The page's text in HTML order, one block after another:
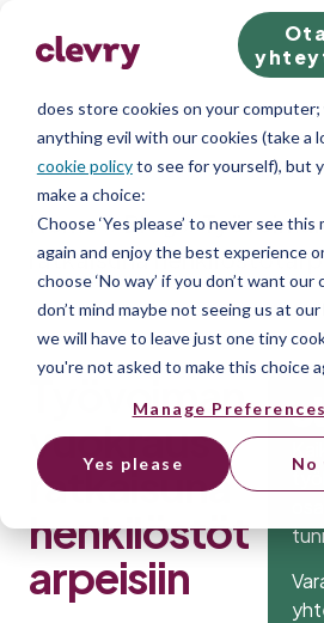
We know right? These cookie pop-ups
ruin your visit, so we’ll make this
does store cookies on your computer;
anything evil with our cookies (take a
cookie policyto see for yourself), but
make a choice:
Choose ‘Yes please’ to never see this
again and enjoy the best experience
choose ‘No way’ if you don’t want our
don’t mind maybe not seeing us at
we will have to leave just one tiny
you're not asked to make this choice
Manage Preferences
Yes please No
Ota
Home»Blog»
ratkaisuna
Työvoiman
vuokraus
ratkaisuna
henkilöstöt
arpeisiin